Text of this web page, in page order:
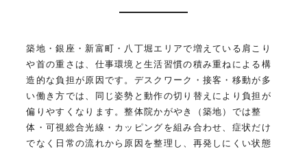
築地・銀座・新富町・八丁堀エリアで増えている肩こり
や首の重さは、仕事環境と生活習慣の積み重ねによる構
造的な負担が原因です。デスクワーク・接客・移動が多
い働き方では、同じ姿勢と動作の切り替えにより負担が
偏りやすくなります。整体院かがやき（築地）では整
体・可視総合光線・カッピングを組み合わせ、症状だけ
でなく日常の流れから原因を整理し、再発しにくい状態